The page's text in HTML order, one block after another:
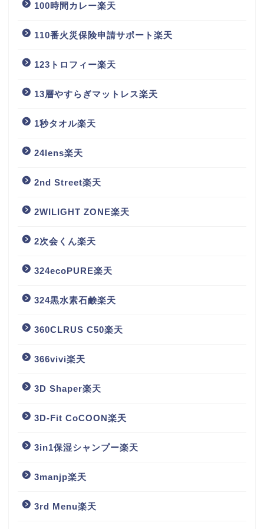
100時間カレー楽天
110番火災保険申請サポート楽天
123トロフィー楽天
13層やすらぎマットレス楽天
1秒タオル楽天
24lens楽天
2nd Street楽天
2WILIGHT ZONE楽天
2次会くん楽天
324ecoPURE楽天
324黒水素石鹸楽天
360CLRUS C50楽天
366vivi楽天
3D Shaper楽天
3D-Fit CoCOON楽天
3in1保湿シャンプー楽天
3manjp楽天
3rd Menu楽天